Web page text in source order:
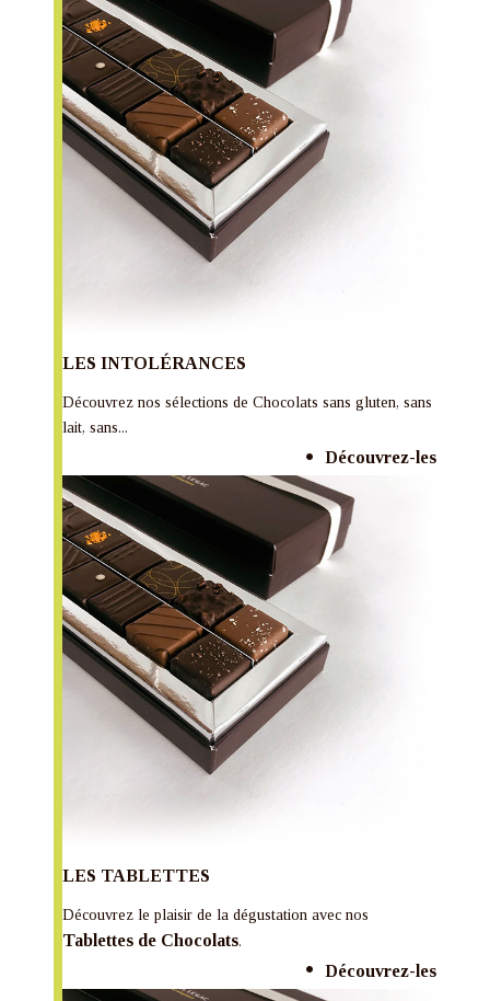
LES INTOLÉRANCES
Découvrez nos sélections de Chocolats sans gluten, sans
lait, sans...
Découvrez-les
LES TABLETTES
Découvrez le plaisir de la dégustation avec nos
Tablettes de Chocolats.
Découvrez-les